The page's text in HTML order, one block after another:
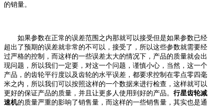
的销量。
如果参数在正常的误差范围之内那就可以接受但是如果参数已经
超出了预期的误差就非常的不可以，接受了，所以这些参数就需要经
过严格的控制，而这样的一些误差太大的情况下，产品的质量就会出
现问题，所以我们一定要，对这一个问题，谨慎小心，当然，这一个
产品，的齿轮平行度以及齿轮的水平误差，都要求控制在零点零四毫
米之内，所以我们可以按照这样的一个数据来进行检查，这样就可以
更好的保证产品的质量，并且让更多人使用到好的产品。 行星齿轮减
速机的质量严重的影响了销售量，而这样的一些销售量，其实也是通